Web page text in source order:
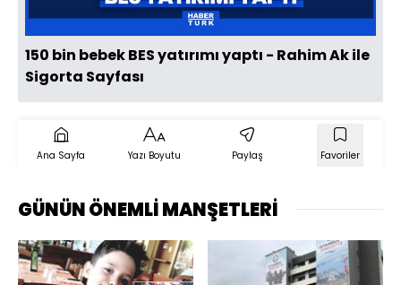
150 bin bebek BES yatırımı yaptı - Rahim Ak ile
Sigorta Sayfası
Ana Sayfa Yazı Boyutu Paylaş Favoriler
GÜNÜN ÖNEMLİ MANŞETLERİ